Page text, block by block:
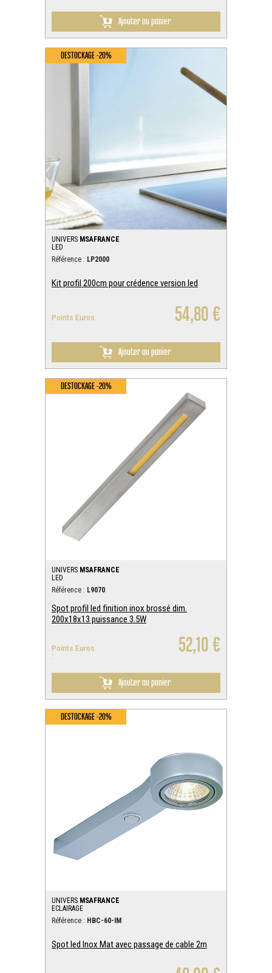
Ajouter au panier
DESTOCKAGE -20%
UNIVERS MSAFRANCE
LED
Référence : LP2000
Kit profil 200cm pour crédence version led
Points Euros
:
54,80 €
Ajouter au panier
DESTOCKAGE -20%
UNIVERS MSAFRANCE
LED
Référence : L9070
Spot profil led finition inox brossé dim.
200x18x13 puissance 3.5W
Points Euros
:
52,10 €
Ajouter au panier
DESTOCKAGE -20%
UNIVERS MSAFRANCE
ECLAIRAGE
Référence : HBC-60-IM
Spot led Inox Mat avec passage de cable 2m